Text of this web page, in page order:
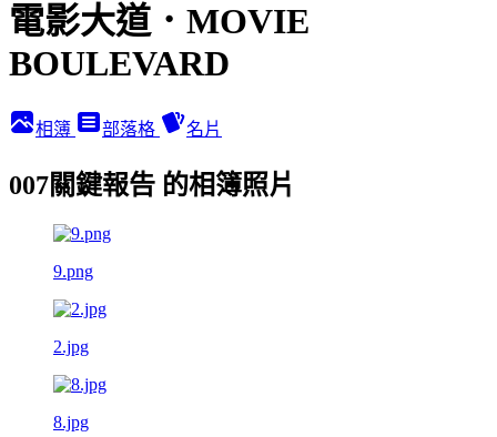
電影大道．MOVIE
BOULEVARD
相簿 部落格 名片
007關鍵報告 的相簿照片
9.png
2.jpg
8.jpg